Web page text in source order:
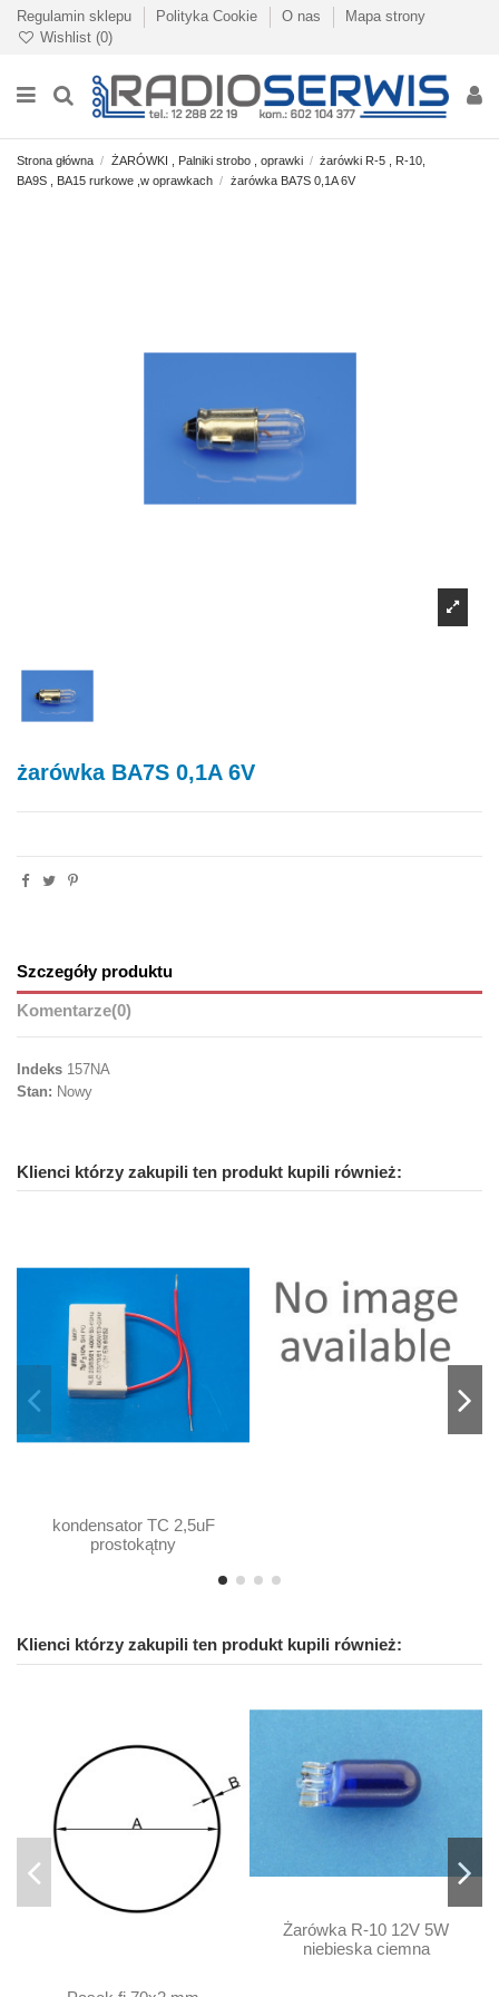
Regulamin sklepu Polityka Cookie O nas
Mapa strony
Wishlist (0)
Strona główna ŻARÓWKI , Palniki strobo , oprawki
żarówki R-5 , R-10,
BA9S , BA15 rurkowe ,w oprawkach
żarówka BA7S 0,1A 6V
żarówka BA7S 0,1A 6V
Szczegóły produktu
Komentarze(0)
Indeks 157NA
Stan: Nowy
Klienci którzy zakupili ten produkt kupili również:
kondensator TC 2,5uF
prostokątny
Klienci którzy zakupili ten produkt kupili również:
Żarówka R-10 12V 5W
niebieska ciemna